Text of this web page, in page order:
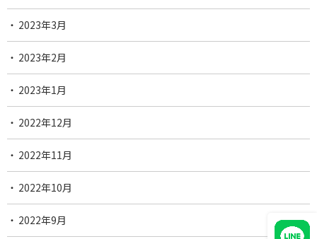
2023年3月
2023年2月
2023年1月
2022年12月
2022年11月
2022年10月
2022年9月